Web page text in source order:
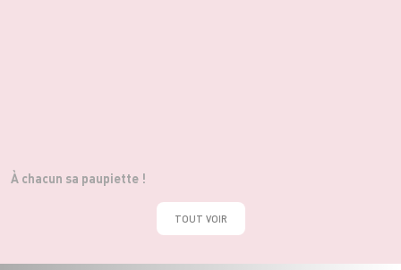
À chacun sa paupiette !
TOUT VOIR